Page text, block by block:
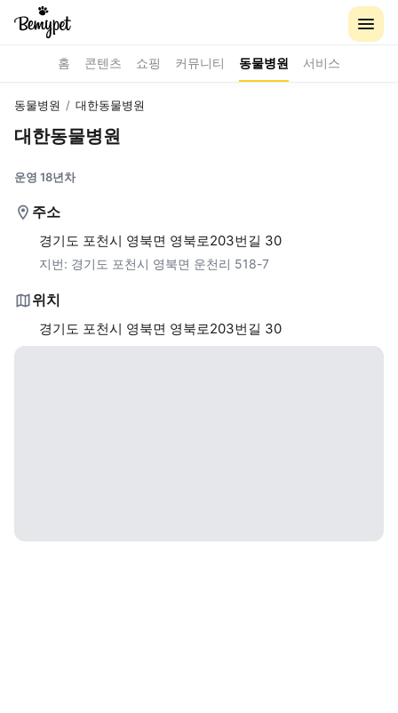
홈 콘텐츠 쇼핑 커뮤니티 동물병원 서비스
동물병원 / 대한동물병원
대한동물병원
운영 18년차
주소
경기도 포천시 영북면 영북로203번길 30
지번: 경기도 포천시 영북면 운천리 518-7
위치
경기도 포천시 영북면 영북로203번길 30